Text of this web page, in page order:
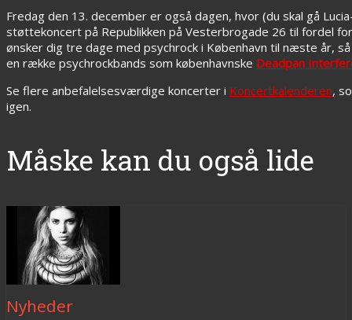
Fredag den 13. december er også dagen, hvor (du skal gå
støttekoncert på Republikken på Vesterbrogade 26 til fordel
ønsker dig tre dage med psychrock i København til næste år,
en række psychrockbands som københavnske Deadpan
Se flere anbefalelsesværdige koncerter i Koncertkalenderen,
igen.
Måske kan du også lide
Nyheder